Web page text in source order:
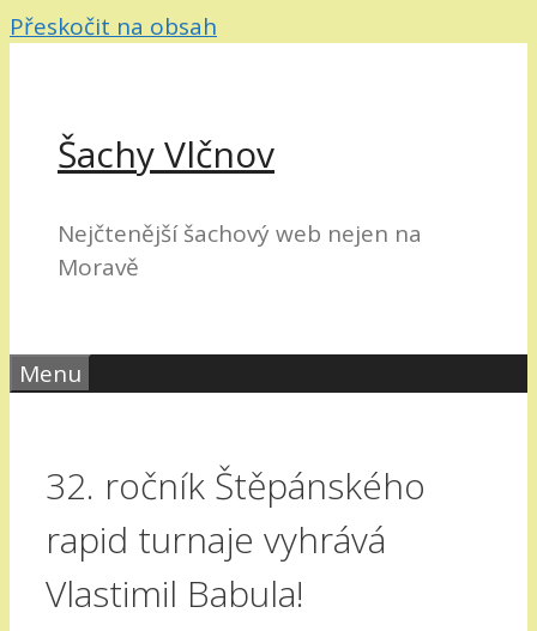
Přeskočit na obsah
Šachy Vlčnov
Nejčtenější šachový web nejen na
Moravě
Menu
32. ročník Štěpánského
rapid turnaje vyhrává
Vlastimil Babula!